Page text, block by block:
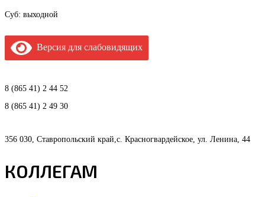
Суб: выходной
Версия для слабовидящих
8 (865 41) 2 44 52
8 (865 41) 2 49 30
356 030, Ставропольский край,с. Красногвардейское, ул. Ленина, 44
КОЛЛЕГАМ